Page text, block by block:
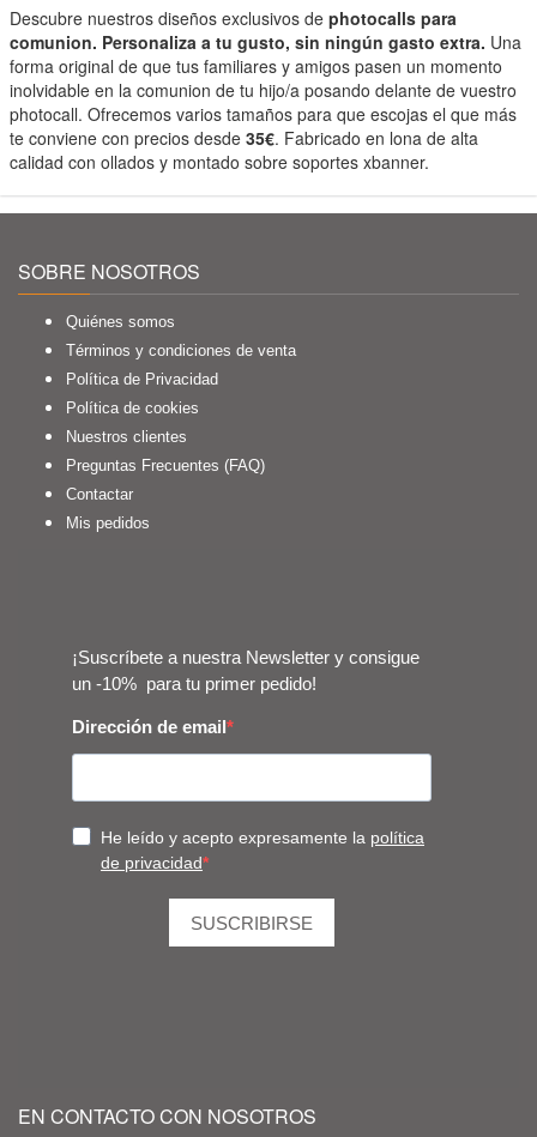
Descubre nuestros diseños exclusivos de photocalls para
comunion. Personaliza a tu gusto, sin ningún gasto extra. Una
forma original de que tus familiares y amigos pasen un momento
inolvidable en la comunion de tu hijo/a posando delante de vuestro
photocall. Ofrecemos varios tamaños para que escojas el que más
te conviene con precios desde 35€. Fabricado en lona de alta
calidad con ollados y montado sobre soportes xbanner.
SOBRE NOSOTROS
Quiénes somos
Términos y condiciones de venta
Política de Privacidad
Política de cookies
Nuestros clientes
Preguntas Frecuentes (FAQ)
Contactar
Mis pedidos
EN CONTACTO CON NOSOTROS